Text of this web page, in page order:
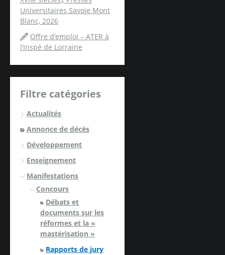
Universitaires Savoie Mont
Blanc, 2026
Offre d’emploi – ATER à
l’Inspé de Lorraine
Filtre catégories
Actualités
Annonce de décès
Développement
Enseignement
Manifestations
Concours
Débats et
documents sur les
réformes et la «
mastérisation »
Rapports de jury